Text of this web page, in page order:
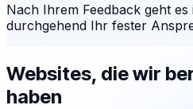
Nach Ihrem Feedback geht
durchgehend Ihr fester
Websites, die wir
haben